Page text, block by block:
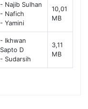
- Najib Sulhan
- Nafich
- Yamini
10,01
MB
- Ikhwan
Sapto D
- Sudarsih
3,11
MB